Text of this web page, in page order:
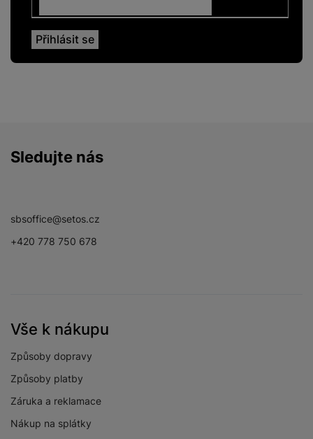
Šířka balení
Název výrobce
Sledujte nás
sbsoffice@setos.cz
+420 778 750 678
Vše k nákupu
Způsoby dopravy
Způsoby platby
Záruka a reklamace
Nákup na splátky